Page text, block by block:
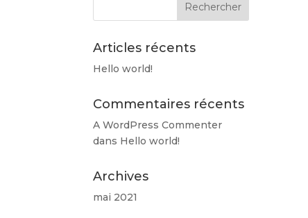
Articles récents
Hello world!
Commentaires récents
A WordPress Commenter
dans Hello world!
Archives
mai 2021